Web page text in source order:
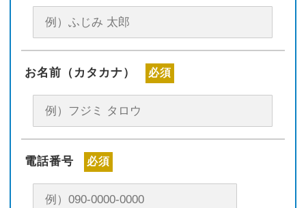
お名前（カタカナ） 必須
電話番号 必須